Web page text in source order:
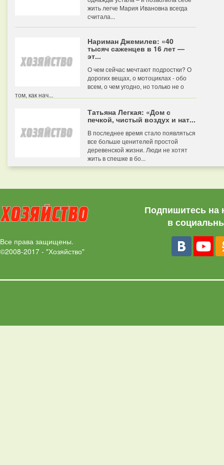
жить легче Мария Ивановна всегда
считала...
Нариман Джемилев: «40
тысяч саженцев в 16 лет —
эт...
О чем сейчас мечтают подростки? О
дорогих вещах, о мотоциклах - обо
всем, о чем угодно, но только не о
том, как нач...
Татьяна Легкая: «Дом с
печкой, чистый воздух и нат...
В последнее время стало появляться
все больше ценителей простой
деревенской жизни. Люди не хотят
жить в спешке в бо...
Все права защищены.
©2008-2017 - "Хозяйство"
Подпишитесь на
в